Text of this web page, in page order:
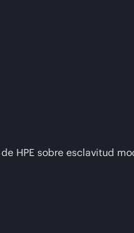
HPE sobre esclavitud